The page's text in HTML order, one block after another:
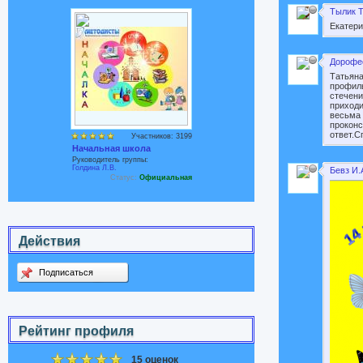
Участников: 3199
Начальная школа
Руководитель группы:
Голдина Л.В.
Статус: Официальная
Действия
Подписаться
Рейтинг профиля
15 оценок
Тылик
весьма
Бевз